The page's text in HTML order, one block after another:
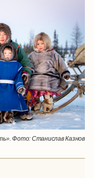
Фото: Станислав Казнов